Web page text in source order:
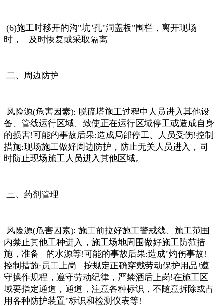
(6)施工时移开的沟"坑"孔"洞盖板"围栏，离开现场
时， 及时恢复或采取隔离!
二、周边防护
风险源(危害因素): 脱硫塔施工过程中人员进入其他设
备、管线运行区域、致使正在运行区域停工或造成自身
的损害!可能的事故后果:造成局部停工、人员受伤!控制
措施:现场施工做好周边防护，防止无关人员进入，同
时防止现场施工人员进入其他区域。
三、药剂 管理
风险源(危害因素): 施工前拉好施工警戒线、施工范围
内禁止其他工种进入，施工场地周围做好施工防范措
施，准备 的水源等!可能的事故后果:造成"灼伤事故!
控制措施:员工上岗 按规定正确穿戴劳动保护用品!遵
守操作规程，遵守劳动纪律，严禁酒后上岗!在施工区
域要指定通道， 通道，注意各种标识，不随意拆除或占
用各种 防护装置"标识和检测仪表等!